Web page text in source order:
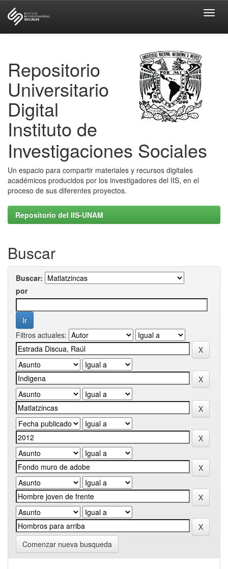
Repositorio
Universitario
Digital
Instituto de
Investigaciones Sociales
Un espacio para compartir materiales y recursos digitales
académicos producidos por los investigadores del IIS, en el
proceso de sus diferentes proyectos.
Repositorio del IIS-UNAM
Buscar
Buscar:
por
Filtros actuales:
Comenzar nueva busqueda